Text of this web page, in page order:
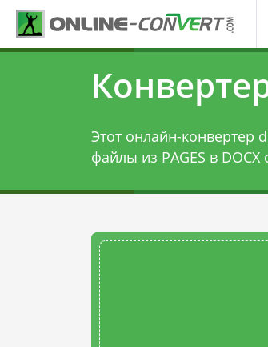
Этот онлайн-конвертер
файлы из PAGES в